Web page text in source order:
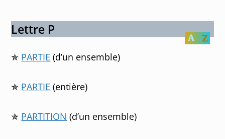
Lettre P
✯ PARTIE (d’un ensemble)
✯ PARTIE (entière)
✯ PARTITION (d’un ensemble)